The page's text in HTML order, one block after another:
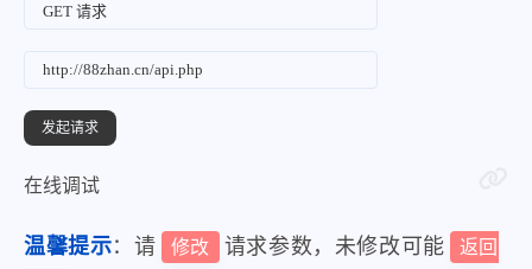
在线调试
温馨提示：请 修改 请求参数，未修改可能
返回